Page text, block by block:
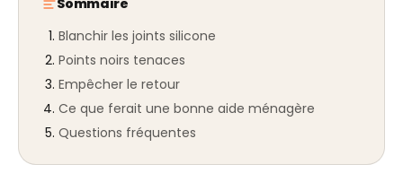
Sommaire
Blanchir les joints silicone
Points noirs tenaces
Empêcher le retour
Ce que ferait une bonne aide ménagère
Questions fréquentes